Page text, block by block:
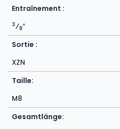
Entraînement :
3⁄8″
Sortie :
XZN
Taille:
M8
Gesamtlänge: